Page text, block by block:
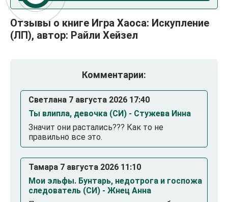
Отзывы о книге Игра Хаоса: Искупление
(ЛП), автор: Райли Хейзел
Комментарии:
Светлана 7 августа 2026 17:40
Ты влипла, девочка (СИ) - Стужева Инна
Значит они растались??? Как то не
правильно все это.
Тамара 7 августа 2026 11:10
Мои эльфы. Бунтарь, недотрога и госпожа
следователь (СИ) - Жнец Анна